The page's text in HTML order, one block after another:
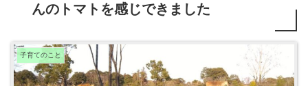
んのトマトを感じできました
子育てのこと